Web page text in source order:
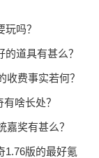
吗？
道具有甚么？
费事实若何？
啥长处？
奖有甚么？
1.76版的最好氪